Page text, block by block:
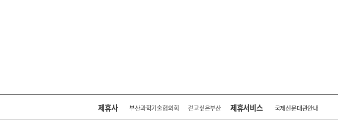
제휴사 부산과학기술협의회 걷고싶은부산 제휴서비스 국제신문대관안내